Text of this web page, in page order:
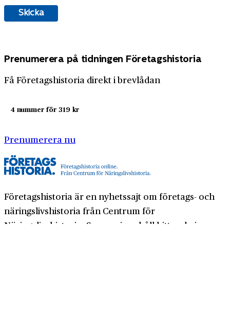
Prenumerera på tidningen Företagshistoria
Få Företagshistoria direkt i brevlådan
4 nummer för 319 kr
Prenumerera nu
Företagshistoria är en nyhetssajt om företags- och
näringslivshistoria från Centrum för
Näringslivshistoria. Samma innehåll hittar du i